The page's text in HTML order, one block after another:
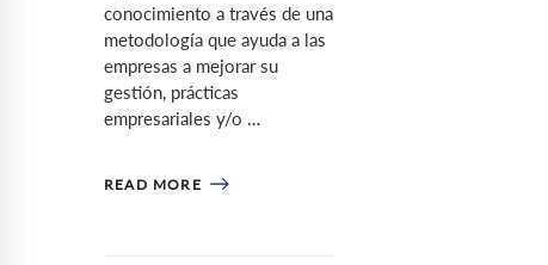
conocimiento a través de una
metodología que ayuda a las
empresas a mejorar su
gestión, prácticas
empresariales y/o …
READ MORE